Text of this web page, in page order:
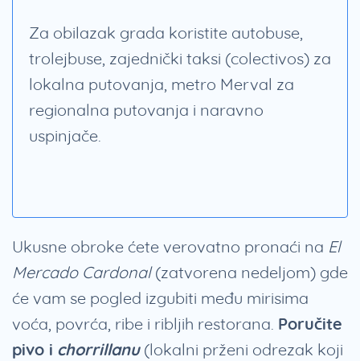
Za obilazak grada koristite autobuse,
trolejbuse, zajednički taksi (colectivos) za
lokalna putovanja, metro Merval za
regionalna putovanja i naravno
uspinjače.
Ukusne obroke ćete verovatno pronaći na El
Mercado Cardonal(zatvorena nedeljom) gde
će vam se pogled izgubiti među mirisima
voća, povrća, ribe i ribljih restorana. Poručite
pivo i chorrillanu(lokalni prženi odrezak koji